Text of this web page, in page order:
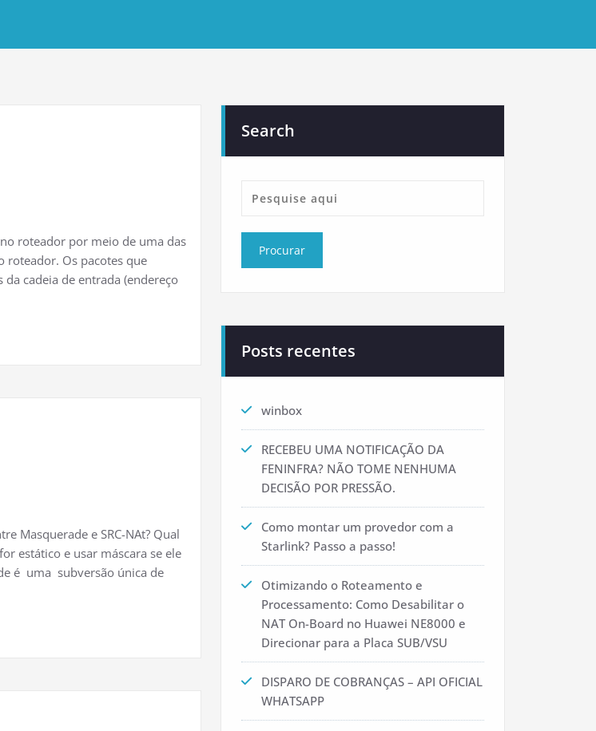
roteador por meio de uma das
roteador. Os pacotes que
cadeia de entrada (endereço
Masquerade e SRC-NAt? Qual
estático e usar máscara se ele
é uma subversão única de
Search
Posts recentes
winbox
RECEBEU UMA NOTIFICAÇÃO DA
FENINFRA? NÃO TOME NENHUMA
DECISÃO POR PRESSÃO.
Como montar um provedor com a
Starlink? Passo a passo!
Otimizando o Roteamento e
Processamento: Como Desabilitar o
NAT On-Board no Huawei NE8000 e
Direcionar para a Placa SUB/VSU
DISPARO DE COBRANÇAS – API OFICIAL
WHATSAPP